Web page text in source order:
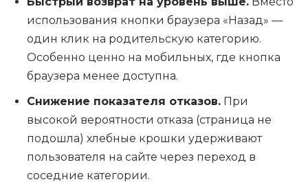
использования кнопки браузера «Назад» —
один клик на родительскую категорию.
Особенно ценно на мобильных, где кнопка
браузера менее доступна.
Снижение показателя отказов. При
высокой вероятности отказа (страница не
подошла) хлебные крошки удерживают
пользователя на сайте через переход в
соседние категории.